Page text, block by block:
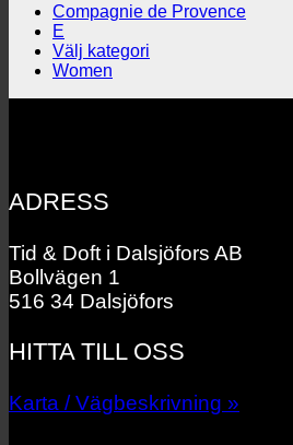
Compagnie de Provence
E
Välj kategori
Women
ADRESS
Tid & Doft i Dalsjöfors AB
Bollvägen 1
516 34 Dalsjöfors
HITTA TILL OSS
Karta / Vägbeskrivning »